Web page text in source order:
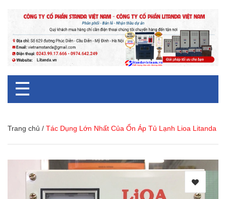
☰
Trang chủ / Tác Dụng Lớn Nhất Của Ổn Áp Tủ Lạnh Lioa Litanda